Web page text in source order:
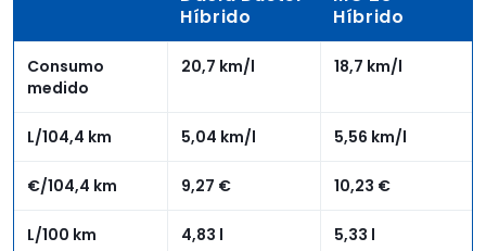
Híbrido
Híbrido
Consumo
medido
20,7 km/l 18,7 km/l
L/104,4 km 5,04 km/l 5,56 km/l
€/104,4 km 9,27 € 10,23 €
L/100 km 4,83 l 5,33 l